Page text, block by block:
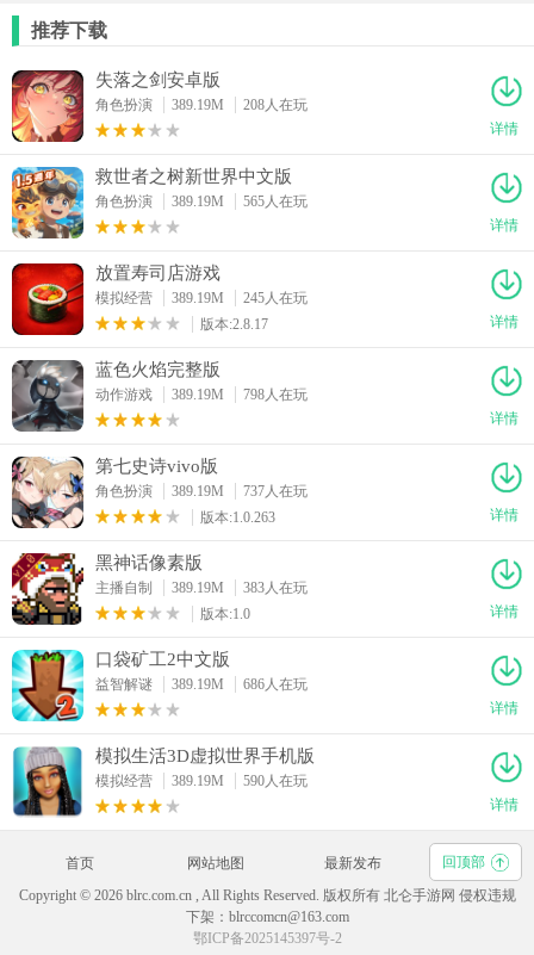
推荐下载
失落之剑安卓版
角色扮演 389.19M
208人在玩
详情
救世者之树新世界中文版
角色扮演 389.19M
565人在玩
详情
放置寿司店游戏
模拟经营 389.19M
245人在玩
版本:2.8.17
详情
蓝色火焰完整版
动作游戏 389.19M
798人在玩
详情
第七史诗vivo版
角色扮演 389.19M
737人在玩
版本:1.0.263
详情
黑神话像素版
主播自制 389.19M
383人在玩
版本:1.0
详情
口袋矿工2中文版
益智解谜 389.19M
686人在玩
详情
模拟生活3D虚拟世界手机版
模拟经营 389.19M
590人在玩
详情
首页 网站地图 最新发布
回顶部
Copyright © 2026 blrc.com.cn , All Rights Reserved. 版权所有 北仑手游网 侵权违规
下架：blrccomcn@163.com
鄂ICP备2025145397号-2